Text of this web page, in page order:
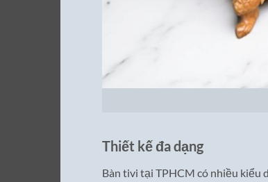
Thiết kế đa dạng
Bàn tivi tại TPHCM có nhiều kiểu